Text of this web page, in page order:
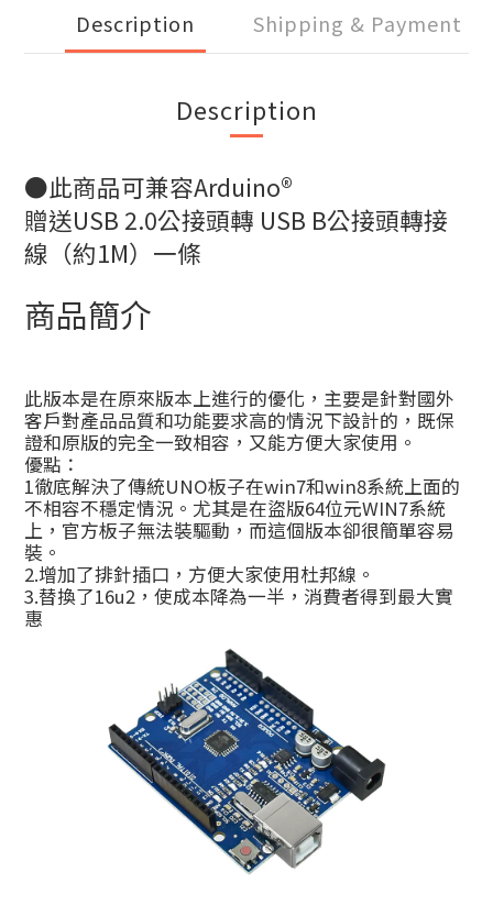
Description Shipping & Payment
Description
●此商品可兼容Arduino®
贈送USB 2.0公接頭轉 USB B公接頭轉接
線（約1M）一條
商品簡介
此版本是在原來版本上進行的優化，主要是針對國外
客戶對產品品質和功能要求高的情況下設計的，既保
證和原版的完全一致相容，又能方便大家使用。
優點：
1徹底解決了傳統UNO板子在win7和win8系統上面的
不相容不穩定情況。尤其是在盜版64位元WIN7系統
上，官方板子無法裝驅動，而這個版本卻很簡單容易
裝。
2.增加了排針插口，方便大家使用杜邦線。
3.替換了16u2，使成本降為一半，消費者得到最大實
惠